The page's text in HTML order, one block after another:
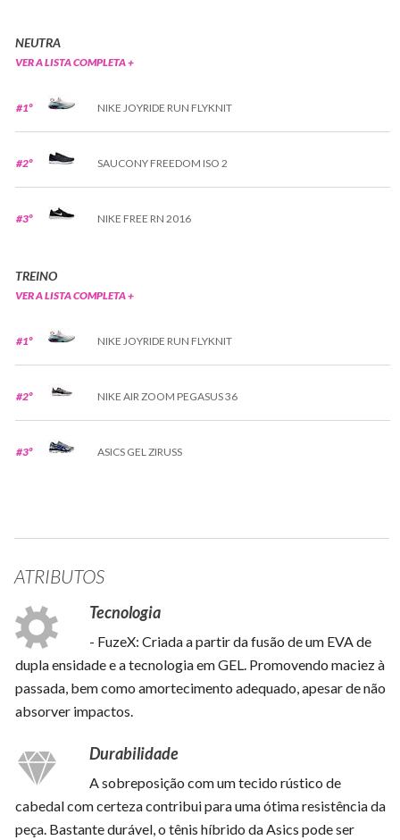
NEUTRA
VER A LISTA COMPLETA +
#1º NIKE JOYRIDE RUN FLYKNIT
#2º SAUCONY FREEDOM ISO 2
#3º NIKE FREE RN 2016
TREINO
VER A LISTA COMPLETA +
#1º NIKE JOYRIDE RUN FLYKNIT
#2º NIKE AIR ZOOM PEGASUS 36
#3º ASICS GEL ZIRUSS
ATRIBUTOS
Tecnologia
- FuzeX: Criada a partir da fusão de um EVA de
dupla ensidade e a tecnologia em GEL. Promovendo maciez à
passada, bem como amortecimento adequado, apesar de não
absorver impactos.
Durabilidade
A sobreposição com um tecido rústico de
cabedal com certeza contribui para uma ótima resistência da
peça. Bastante durável, o tênis híbrido da Asics pode ser